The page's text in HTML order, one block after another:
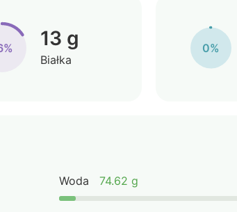
13 g
Białka
0%
Woda 74.62 g